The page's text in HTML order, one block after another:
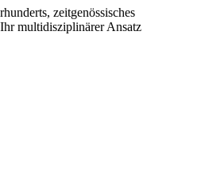
zeitgenössisches
multidisziplinärer Ansatz